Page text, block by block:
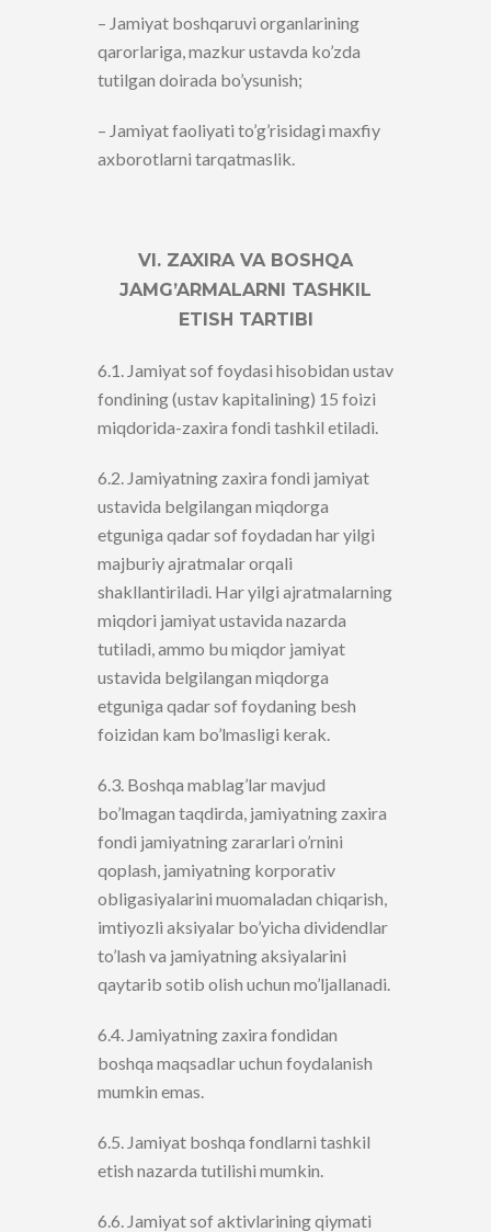
– Jamiyat boshqaruvi organlarining
qarorlariga, mazkur ustavda ko’zda
tutilgan doirada bo’ysunish;
– Jamiyat faoliyati to’g’risidagi maxfiy
axborotlarni tarqatmaslik.
VI. ZAXIRA VA BOSHQA
JAMG’ARMALARNI TASHKIL
ETISH TARTIBI
6.1. Jamiyat sof foydasi hisobidan ustav
fondining (ustav kapitalining) 15 foizi
miqdorida-zaxira fondi tashkil etiladi.
6.2. Jamiyatning zaxira fondi jamiyat
ustavida belgilangan miqdorga
etguniga qadar sof foydadan har yilgi
majburiy ajratmalar orqali
shakllantiriladi. Har yilgi ajratmalarning
miqdori jamiyat ustavida nazarda
tutiladi, ammo bu miqdor jamiyat
ustavida belgilangan miqdorga
etguniga qadar sof foydaning besh
foizidan kam bo’lmasligi kerak.
6.3. Boshqa mablag’lar mavjud
bo’lmagan taqdirda, jamiyatning zaxira
fondi jamiyatning zararlari o’rnini
qoplash, jamiyatning korporativ
obligasiyalarini muomaladan chiqarish,
imtiyozli aksiyalar bo’yicha dividendlar
to’lash va jamiyatning aksiyalarini
qaytarib sotib olish uchun mo’ljallanadi.
6.4. Jamiyatning zaxira fondidan
boshqa maqsadlar uchun foydalanish
mumkin emas.
6.5. Jamiyat boshqa fondlarni tashkil
etish nazarda tutilishi mumkin.
6.6. Jamiyat sof aktivlarining qiymati